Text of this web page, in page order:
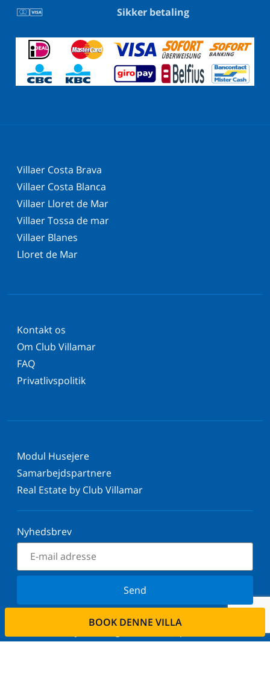
BOOK DENNE VILLA
Sikker betaling
Villaer Costa Brava
Villaer Costa Blanca
Villaer Lloret de Mar
Villaer Tossa de mar
Villaer Blanes
Lloret de Mar
Kontakt os
Om Club Villamar
FAQ
Privatlivspolitik
Modul Husejere
Samarbejdspartnere
Real Estate by Club Villamar
Nyhedsbrev
Send
Tilmeld dig vores nyhedsbrev og bliv orienteret om
privatliv.